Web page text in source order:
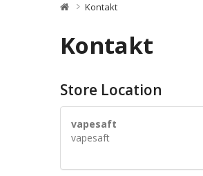
Kontakt
Kontakt
Store Location
vapesaft
vapesaft